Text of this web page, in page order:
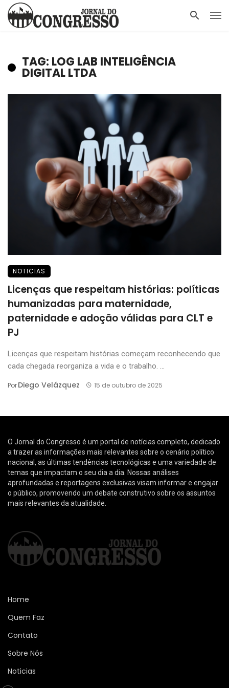
TAG: LOG LAB INTELIGÊNCIA
DIGITAL LTDA
NOTICIAS
Licenças que respeitam histórias: políticas
humanizadas para maternidade,
paternidade e adoção válidas para CLT e
PJ
Licenças que respeitam histórias começam reconhecendo que
cada chegada reorganiza a vida e o trabalho. ...
PorDiego Velázquez 15 de outubro de 2025
O Jornal do Congresso é um portal de notícias completo, dedicado
a trazer as informações mais relevantes sobre o cenário político
nacional, as últimas tendências tecnológicas e uma variedade de
temas que impactam o seu dia a dia. Nossas análises
aprofundadas e reportagens exclusivas visam informar e engajar
o público, promovendo um debate construtivo sobre os assuntos
mais relevantes da atualidade.
Home
Quem Faz
Contato
Sobre Nós
Noticias